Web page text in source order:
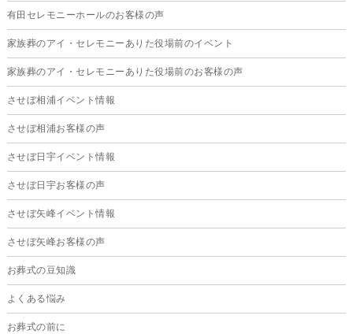
有田セレモニーホールのお客様の声
家族葬のアイ・セレモニーありた役場前のイベント
家族葬のアイ・セレモニーありた役場前のお客様の声
させぼ相浦イベント情報
させぼ相浦お客様の声
させぼ日宇イベント情報
させぼ日宇お客様の声
させぼ矢峰イベント情報
させぼ矢峰お客様の声
お葬式の豆知識
よくある悩み
お葬式の前に